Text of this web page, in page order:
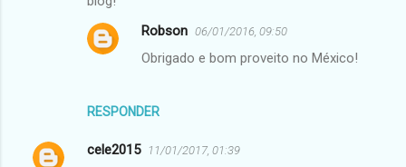
RESPONDER
Robson 06/01/2016, 09:50
Obrigado e bom proveito no México!
cele2015 11/01/2017, 01:39